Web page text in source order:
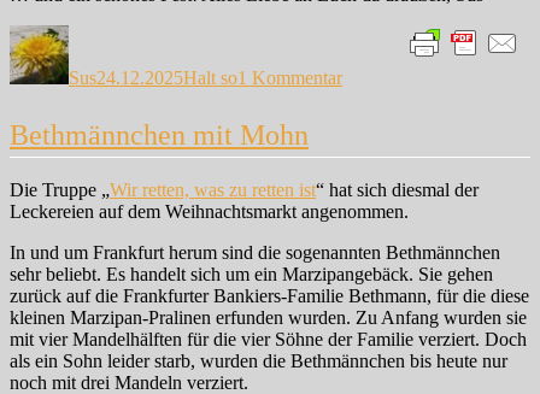
Autor
Sus24.12.2025Halt so1 Kommentar
Fröhliche
Weihnachten
Bethmännchen mit Mohn
Die Truppe „Wir retten, was zu retten ist“ hat sich diesmal der
Leckereien auf dem Weihnachtsmarkt angenommen.
In und um Frankfurt herum sind die sogenannten Bethmännchen
sehr beliebt. Es handelt sich um ein Marzipangebäck. Sie gehen
zurück auf die Frankfurter Bankiers-Familie Bethmann, für die diese
kleinen Marzipan-Pralinen erfunden wurden. Zu Anfang wurden sie
mit vier Mandelhälften für die vier Söhne der Familie verziert. Doch
als ein Sohn leider starb, wurden die Bethmännchen bis heute nur
noch mit drei Mandeln verziert.